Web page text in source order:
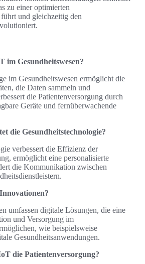
zu einer optimierten
und gleichzeitig den
im Gesundheitswesen?
im Gesundheitswesen ermöglicht die
die Daten sammeln und
die Patientenversorgung durch
Geräte und fernüberwachende
die Gesundheitstechnologie?
verbessert die Effizienz der
ermöglicht eine personalisierte
die Kommunikation zwischen
umfassen digitale Lösungen, die eine
und Versorgung im
wie beispielsweise
Gesundheitsanwendungen.
die Patientenversorgung?